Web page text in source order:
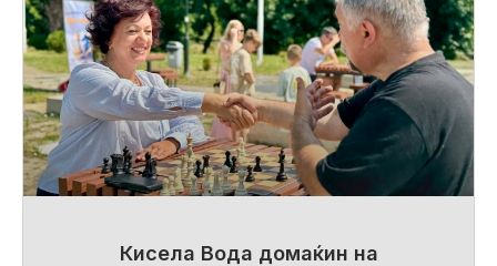
Кисела Вода домаќин на